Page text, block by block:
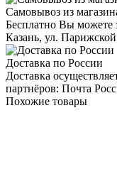
Самовывоз из
Бесплатно Вы можете
Казань, ул.
Доставка по России
Доставка
партнёров: Почта
Похожие товары